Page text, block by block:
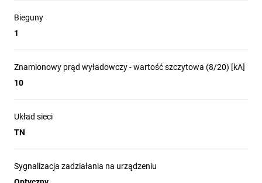
Bieguny
1
Znamionowy prąd wyładowczy - wartość szczytowa (8/20) [kA]
10
Układ sieci
TN
Sygnalizacja zadziałania na urządzeniu